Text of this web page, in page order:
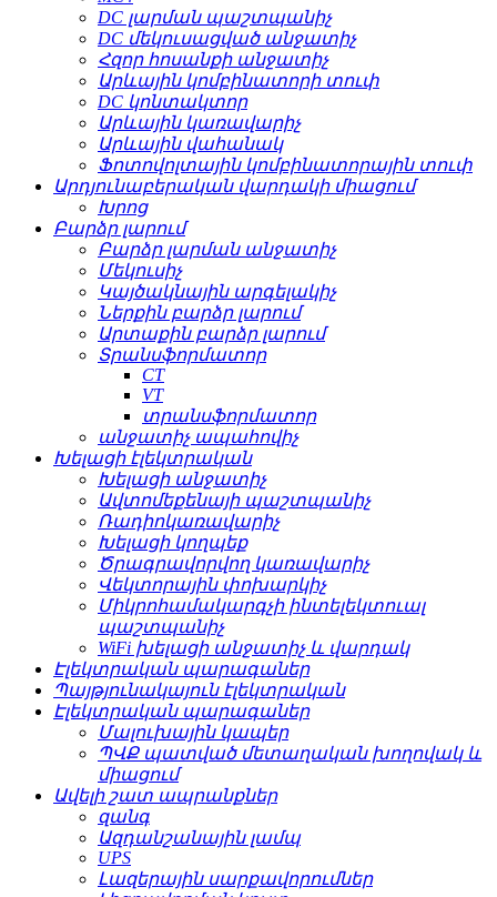
DC լարման պաշտպանիչ
DC մեկուսացված անջատիչ
Հզոր հոսանքի անջատիչ
Արևային կոմբինատորի տուփ
DC կոնտակտոր
Արևային կառավարիչ
Արևային վահանակ
Ֆոտովոլտային կոմբինատորային տուփ
Արդյունաբերական վարդակի միացում
Խրոց
Բարձր լարում
Բարձր լարման անջատիչ
Մեկուսիչ
Կայծակնային արգելակիչ
Ներքին բարձր լարում
Արտաքին բարձր լարում
Տրանսֆորմատոր
CT
VT
տրանսֆորմատոր
անջատիչ ապահովիչ
Խելացի էլեկտրական
Խելացի անջատիչ
Ավտոմեքենայի պաշտպանիչ
Ռադիոկառավարիչ
Խելացի կողպեք
Ծրագրավորվող կառավարիչ
Վեկտորային փոխարկիչ
Միկրոհամակարգչի ինտելեկտուալ
պաշտպանիչ
WiFi խելացի անջատիչ և վարդակ
Էլեկտրական պարագաներ
Պայթյունակայուն էլեկտրական
Էլեկտրական պարագաներ
Մալուխային կապեր
ՊՎՔ պատված մետաղական խողովակ և
միացում
Ավելի շատ ապրանքներ
զանգ
Ազդանշանային լամպ
UPS
Լազերային սարքավորումներ